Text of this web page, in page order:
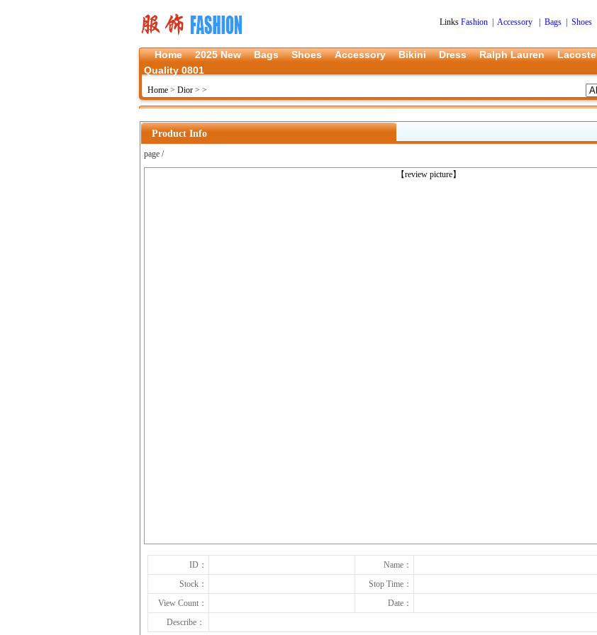
Links Fashion Accessory| Bags| Shoes
Home 2025 New Bags Shoes Accessory Bikini Dress Ralph Lauren Lacoste
Quality 0801
Home > Dior > >
Product Info
page /
【review picture】
上一张
ID：
Name：
Stock：
Stop Time：
View Count：
Date：
Describe：